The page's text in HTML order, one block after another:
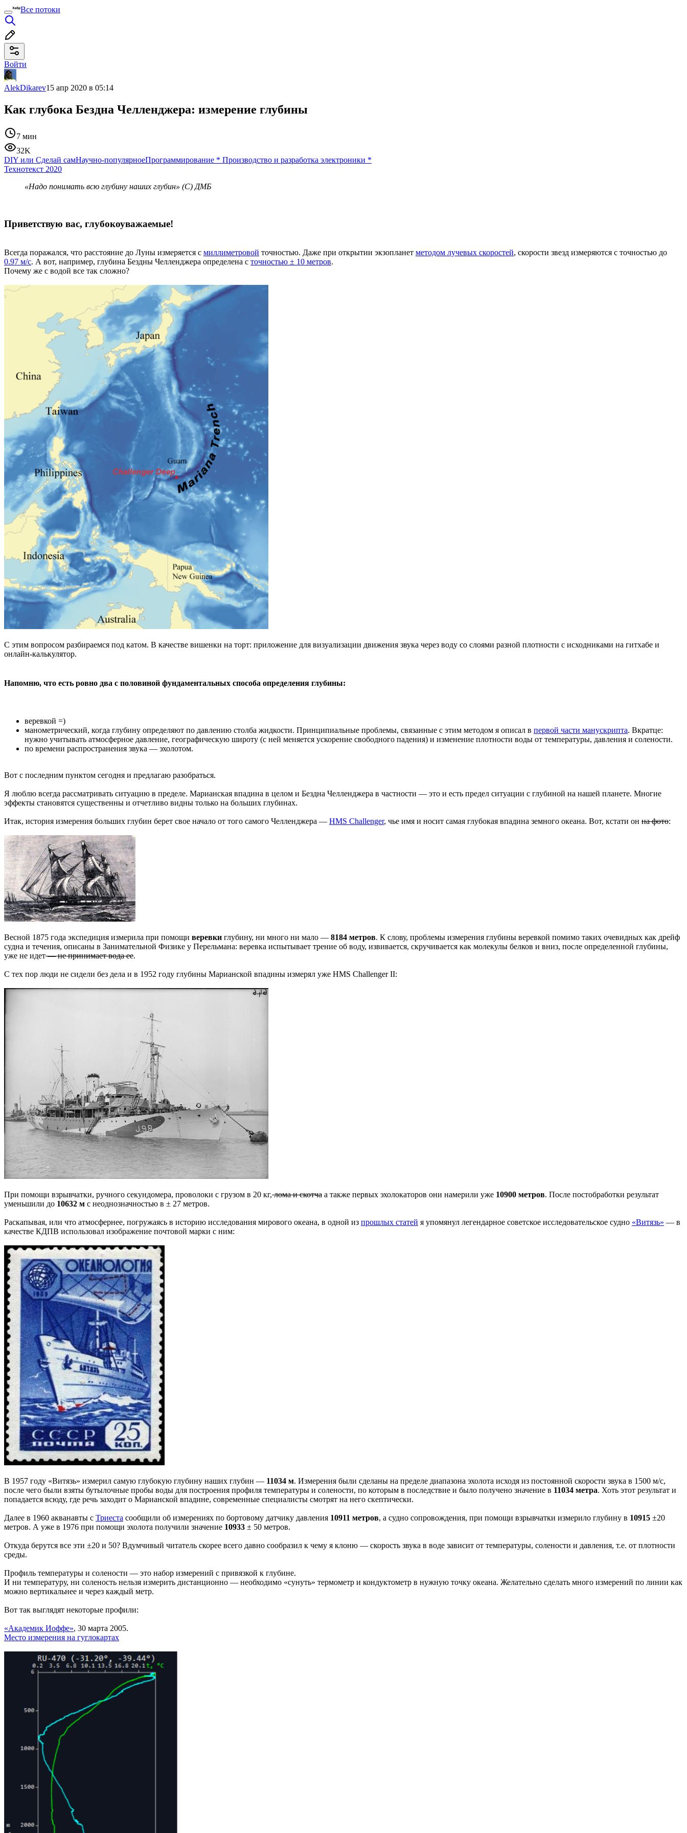
Все потоки
Войти
AlekDikarev15 апр 2020 в 05:14
Как глубока Бездна Челленджера: измерение глубины
7 мин
32K
DIY или Сделай самНаучно-популярноеПрограммирование * Производство и разработка электроники *
Технотекст 2020
«Надо понимать всю глубину наших глубин» (С) ДМБ
Приветствую вас, глубокоуважаемые!
Всегда поражался, что расстояние до Луны измеряется с миллиметровой точностью. Даже при открытии экзопланет методом лучевых скоростей, скорости звезд измеряются с точностью до
0.97 м/с. А вот, например, глубина Бездны Челленджера определена с точностью ± 10 метров.
Почему же с водой все так сложно?
С этим вопросом разбираемся под катом. В качестве вишенки на торт: приложение для визуализации движения звука через воду со слоями разной плотности с исходниками на гитхабе и
онлайн-калькулятор.
Напомню, что есть ровно два с половиной фундаментальных способа определения глубины:
веревкой =)
манометрический, когда глубину определяют по давлению столба жидкости. Принципиальные проблемы, связанные с этим методом я описал в первой части манускрипта. Вкратце:
нужно учитывать атмосферное давление, географическую широту (с ней меняется ускорение свободного падения) и изменение плотности воды от температуры, давления и солености.
по времени распространения звука — эхолотом.
Вот с последним пунктом сегодня и предлагаю разобраться.
Я люблю всегда рассматривать ситуацию в пределе. Марианская впадина в целом и Бездна Челленджера в частности — это и есть предел ситуации с глубиной на нашей планете. Многие
эффекты становятся существенны и отчетливо видны только на больших глубинах.
Итак, история измерения больших глубин берет свое начало от того самого Челленджера — HMS Challenger, чье имя и носит самая глубокая впадина земного океана. Вот, кстати он на фото:
Весной 1875 года экспедиция измерила при помощи веревки глубину, ни много ни мало — 8184 метров. К слову, проблемы измерения глубины веревкой помимо таких очевидных как дрейф
судна и течения, описаны в Занимательной Физике у Перельмана: веревка испытывает трение об воду, извивается, скручивается как молекулы белков и вниз, после определенной глубины,
уже не идет— не принимает вода ее.
С тех пор люди не сидели без дела и в 1952 году глубины Марианской впадины измерял уже HMS Challenger II:
При помощи взрывчатки, ручного секундомера, проволоки с грузом в 20 кг,лома и скотча а также первых эхолокаторов они намерили уже 10900 метров. После постобработки результат
уменьшили до 10632 м с неоднозначностью в ± 27 метров.
Раскапывая, или что атмосфернее, погружаясь в историю исследования мирового океана, в одной из прошлых статей я упомянул легендарное советское исследовательское судно «Витязь» — в
качестве КДПВ использовал изображение почтовой марки с ним:
В 1957 году «Витязь» измерил самую глубокую глубину наших глубин — 11034 м. Измерения были сделаны на пределе диапазона эхолота исходя из постоянной скорости звука в 1500 м/с,
после чего были взяты бутылочные пробы воды для построения профиля температуры и солености, по которым в последствие и было получено значение в 11034 метра. Хоть этот результат и
попадается всюду, где речь заходит о Марианской впадине, современные специалисты смотрят на него скептически.
Далее в 1960 акванавты с Триеста сообщили об измерениях по бортовому датчику давления 10911 метров, а судно сопровождения, при помощи взрывчатки измерило глубину в 10915 ±20
метров. А уже в 1976 при помощи эхолота получили значение 10933 ± 50 метров.
Откуда берутся все эти ±20 и 50? Вдумчивый читатель скорее всего давно сообразил к чему я клоню — скорость звука в воде зависит от температуры, солености и давления, т.е. от плотности
среды.
Профиль температуры и солености — это набор измерений с привязкой к глубине.
И ни температуру, ни соленость нельзя измерить дистанционно — необходимо «сунуть» термометр и кондуктометр в нужную точку океана. Желательно сделать много измерений по линии как
можно вертикальнее и через каждый метр.
Вот так выглядят некоторые профили:
«Академик Иоффе», 30 марта 2005.
Место измерения на гуглокартах